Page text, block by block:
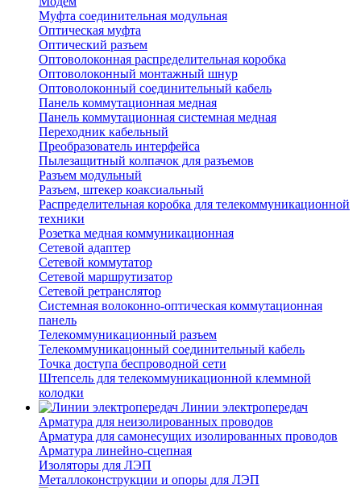
Муфта соединительная модульная
Оптическая муфта
Оптический разъем
Оптоволоконная распределительная коробка
Оптоволоконный монтажный шнур
Оптоволоконный соединительный кабель
Панель коммутационная медная
Панель коммутационная системная медная
Переходник кабельный
Преобразователь интерфейса
Пылезащитный колпачок для разъемов
Разъем модульный
Разъем, штекер коаксиальный
Распределительная коробка для телекоммуникационной
техники
Розетка медная коммуникационная
Сетевой адаптер
Сетевой коммутатор
Сетевой маршрутизатор
Сетевой ретранслятор
Системная волоконно-оптическая коммутационная
панель
Телекоммуникационный разъем
Телекоммуникацонный соединительный кабель
Точка доступа беспроводной сети
Штепсель для телекоммуникационной клеммной
колодки
Линии электропередач
Арматура для неизолированных проводов
Арматура для самонесущих изолированных проводов
Арматура линейно-сцепная
Изоляторы для ЛЭП
Металлоконструкции и опоры для ЛЭП